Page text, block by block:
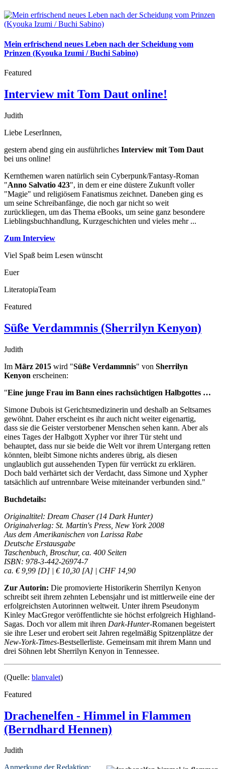
Mein erfrischend neues Leben nach der Scheidung vom
Prinzen (Kyouka Izumi / Buchi Sabino)
Featured
Interview mit Tom Daut online!
Judith
Liebe LeserInnen,
gestern abend ging ein ausführliches Interview mit Tom Daut
bei uns online!
Kernthemen waren natürlich sein Cyberpunk/Fantasy-Roman
"Anno Salvatio 423", in dem er eine düstere Zukunft voller
"Magie" und religiösem Fanatismus zeichnet. Daneben ging es
um seine Schreibanfänge, die noch gar nicht so weit
zurückliegen, um das Thema eBooks, um seine ganz besondere
Lieblingsbuchhandlung, Kurzgeschichten und vieles mehr ...
Zum Interview
Viel Spaß beim Lesen wünscht
Euer
LiteratopiaTeam
Featured
Süße Verdammnis (Sherrilyn Kenyon)
Judith
Im März 2015 wird "Süße Verdammnis" von Sherrilyn
Kenyon erscheinen:
"Eine junge Frau im Bann eines rachsüchtigen Halbgottes …
Simone Dubois ist Gerichtsmedizinerin und deshalb an Seltsames
gewöhnt. Daher erscheint es ihr auch nicht weiter eigenartig,
dass sie die Geister verstorbener Menschen sehen kann. Aber als
eines Tages der Halbgott Xypher vor ihrer Tür steht und
behauptet, dass nur sie beide die Welt vor ihrem Untergang retten
könnten, bleibt Simone nichts anderes übrig, als diesen
unglaublich gut aussehenden Typen für verrückt zu erklären.
Doch bald verhärtet sich der Verdacht, dass Simone und Xypher
tatsächlich auf untrennbare Weise miteinander verbunden sind."
Buchdetails:
Originaltitel: Dream Chaser (14 Dark Hunter)
Originalverlag: St. Martin's Press, New York 2008
Aus dem Amerikanischen von Larissa Rabe
Deutsche Erstausgabe
Taschenbuch, Broschur, ca. 400 Seiten
ISBN: 978-3-442-26974-7
ca. € 9,99 [D] | € 10,30 [A] | CHF 14,90
Zur Autorin: Die promovierte Historikerin Sherrilyn Kenyon
schreibt seit ihrem zehnten Lebensjahr und ist mittlerweile eine der
erfolgreichsten Autorinnen weltweit. Unter ihrem Pseudonym
Kinley MacGregor veröffentlichte sie höchst erfolgreich Highland-
Sagas. Doch vor allem mit ihren Dark-Hunter-Romanen begeistert
sie ihre Leser und erobert seit Jahren regelmäßig Spitzenplätze der
New-York-Times-Bestsellerliste. Gemeinsam mit ihrem Mann und
drei Söhnen lebt Sherrilyn Kenyon in Tennessee.
(Quelle: blanvalet)
Featured
Drachenelfen - Himmel in Flammen
(Berndhard Hennen)
Judith